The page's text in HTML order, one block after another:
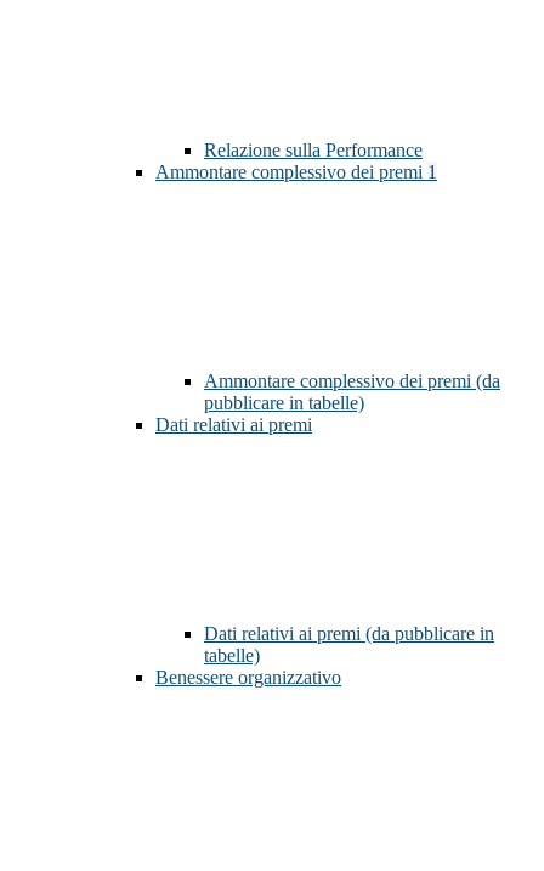
Relazione sulla Performance
Ammontare complessivo dei premi 1
Ammontare complessivo dei premi (da
pubblicare in tabelle)
Dati relativi ai premi
Dati relativi ai premi (da pubblicare in
tabelle)
Benessere organizzativo